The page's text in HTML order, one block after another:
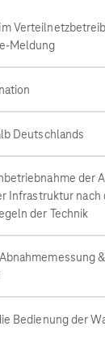
Meldung
Deutschlands
der
Infrastruktur nach
der Technik
&
Bedienung der